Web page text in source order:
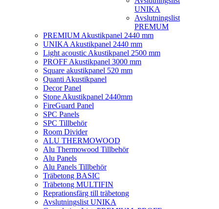
UNIKA
Avslutningslist
PREMUM
PREMIUM Akustikpanel 2440 mm
UNIKA Akustikpanel 2440 mm
Light acoustic Akustikpanel 2500 mm
PROFF Akustikpanel 3000 mm
Square akustikpanel 520 mm
Quanti Akustikpanel
Decor Panel
Stone Akustikpanel 2440mm
FireGuard Panel
SPC Panels
SPC Tillbehör
Room Divider
ALU THERMOWOOD
Alu Thermowood Tillbehör
Alu Panels
Alu Panels Tillbehör
Träbetong BASIC
Träbetong MULTIFIN
Reprationsfärg till träbetong
Avslutningslist UNIKA